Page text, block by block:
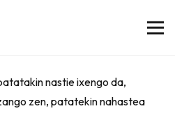
nastie ixengo da,
zen, patatekin nahastea